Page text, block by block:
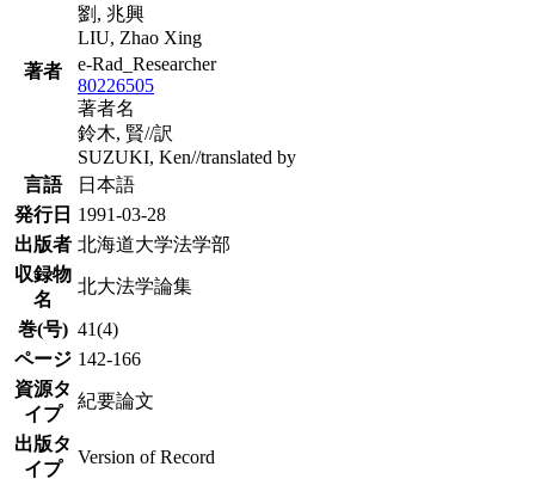
著者
劉, 兆興
LIU, Zhao Xing
e-Rad_Researcher
80226505
著者名
鈴木, 賢//訳
SUZUKI, Ken//translated by
言語
日本語
発行日 1991-03-28
出版者 北海道大学法学部
収録物
名
北大法学論集
巻(号) 41(4)
ページ 142-166
資源タ
イプ
紀要論文
出版タ
イプ
Version of Record